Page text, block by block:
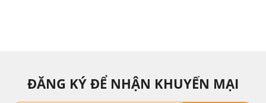
ĐĂNG KÝ ĐỂ NHẬN KHUYẾN MẠI